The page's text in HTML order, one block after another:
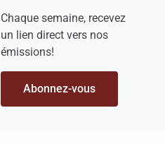
Chaque semaine, recevez
un lien direct vers nos
émissions!
Abonnez-vous